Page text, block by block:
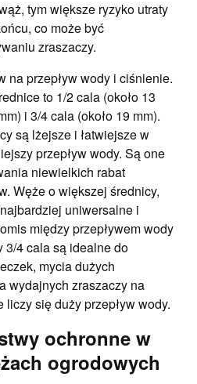
tym większe ryzyko utraty
co może być
zraszaczy.
na przepływ wody i ciśnienie.
to 1/2 cala (około 13
i 3/4 cala (około 19 mm).
są lżejsze i łatwiejsze w
przepływ wody. Są one
niewielkich rabat
Węże o większej średnicy,
uniwersalne i
między przepływem wody
3/4 cala są idealne do
mycia dużych
wydajnych zraszaczy na
się duży przepływ wody.
ochronne w
ogrodowych